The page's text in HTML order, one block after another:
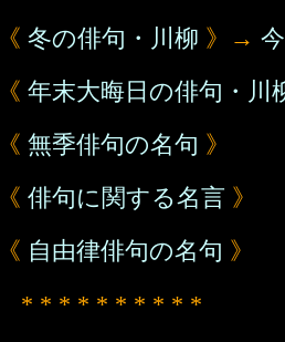
《 冬の俳句・川柳 》→
《 年末大晦日の俳句・川
《 無季俳句の名句 》
《 俳句に関する名言 》
《 自由律俳句の名句 》
* * * * * * * * * *